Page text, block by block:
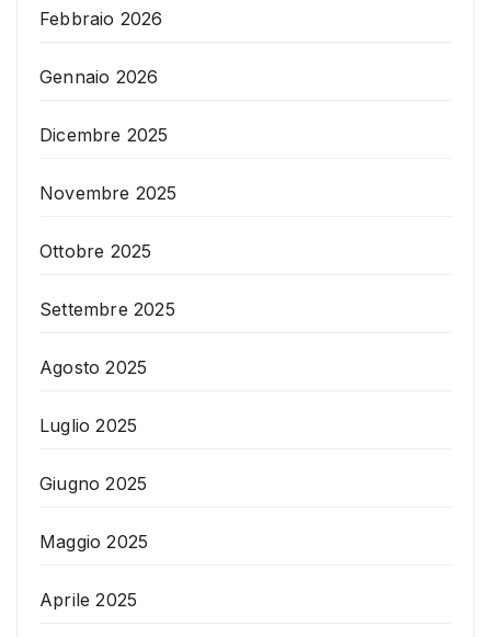
Febbraio 2026
Gennaio 2026
Dicembre 2025
Novembre 2025
Ottobre 2025
Settembre 2025
Agosto 2025
Luglio 2025
Giugno 2025
Maggio 2025
Aprile 2025